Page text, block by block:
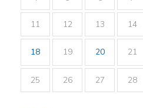
11 12 13 14
18 19 20 21
25 26 27 28